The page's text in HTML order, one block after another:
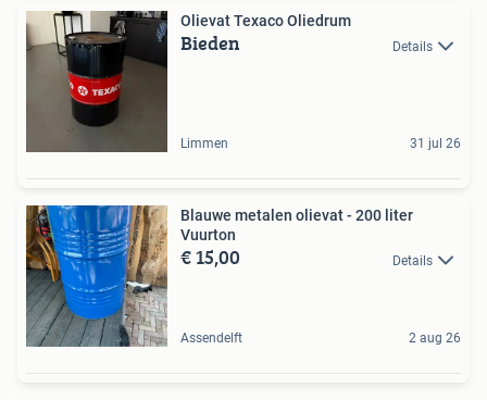
Olievat Texaco Oliedrum
Bieden Details
Limmen 31 jul 26
Blauwe metalen olievat - 200 liter
Vuurton
€ 15,00 Details
Assendelft 2 aug 26